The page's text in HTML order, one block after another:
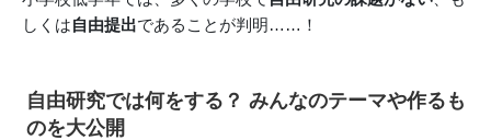
しくは自由提出であることが判明……！
自由研究では何をする？ みんなのテーマや作るも
のを大公開